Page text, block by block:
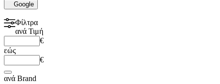
Google
Φίλτρα
ανά Τιμή
€
εώς
€
ανά Brand